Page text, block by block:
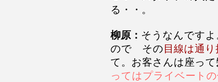
る・・。
柳原： そうなんですよ
ので その 目線は通
て。お客さんは座っ
ってはプライベート